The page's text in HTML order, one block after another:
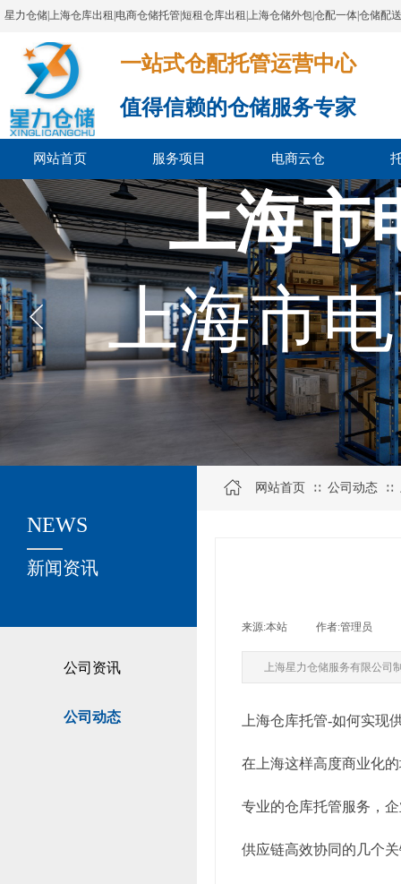
星力仓储|上海仓库出租|电商仓储托管|短租仓库出租|上海仓储外包|仓配一体|仓储配
一站式仓配托管运营中心​​​​​​​​​​​​​​​​​
值得信赖的仓储服务专家
网站首页 服务项目 电商云仓
上海市
上海市
公司资讯
公司动态
关于我们
新闻资讯
NEWS
网站首页 ∷ 公司动态 ∷
来源:本站 作者:管理员
上海星力仓储服务有限公
上海仓库托管-如何实现
在上海这样高度商业化
专业的仓库托管服务，
供应链高效协同的几个